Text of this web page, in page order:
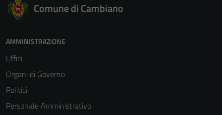
Comune di Cambiano
AMMINISTRAZIONE
Uffici
Organi di Governo
Politici
Personale Amministrativo